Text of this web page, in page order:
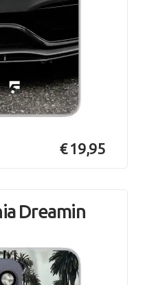
€ 19,95
Dreamin